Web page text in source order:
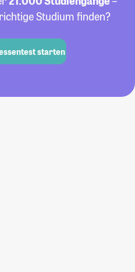
Studium finden?
starten